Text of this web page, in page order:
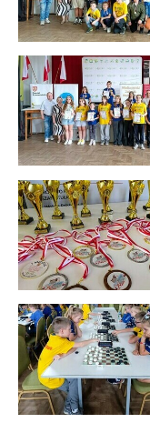
stronach podmiotów
partnerami oraz
w charakterze
postaci
społecznościowych.